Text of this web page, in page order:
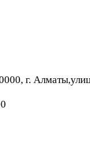
г.